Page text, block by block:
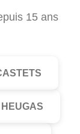
15 ans
HEUGAS